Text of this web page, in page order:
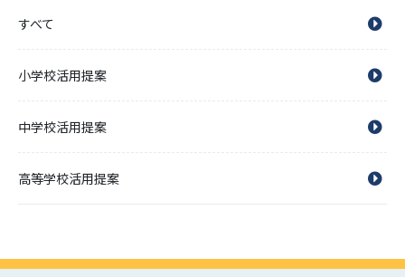
すべて
小学校活用提案
中学校活用提案
高等学校活用提案